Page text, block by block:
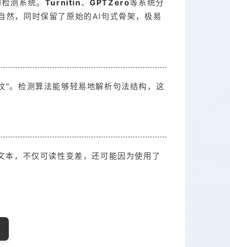
测系统。 Turnitin 、GPTZero等系统分
然，同时保留了原始的AI句式骨架，极易
。检测算法能够轻易地解析句法结构，这
，不仅可读性变差，还可能因为使用了